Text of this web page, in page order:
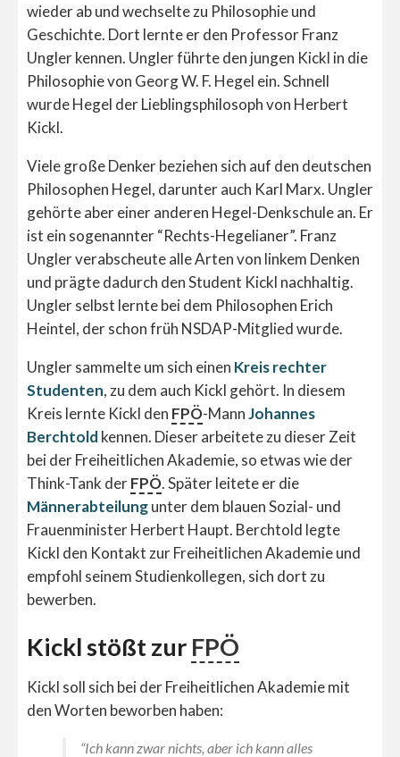
wieder ab und wechselte zu Philosophie und
Geschichte. Dort lernte er den Professor Franz
Ungler kennen. Ungler führte den jungen Kickl in die
Philosophie von Georg W. F. Hegel ein. Schnell
wurde Hegel der Lieblingsphilosoph von Herbert
Kickl.
Viele große Denker beziehen sich auf den deutschen
Philosophen Hegel, darunter auch Karl Marx. Ungler
gehörte aber einer anderen Hegel-Denkschule an. Er
ist ein sogenannter “Rechts-Hegelianer”. Franz
Ungler verabscheute alle Arten von linkem Denken
und prägte dadurch den Student Kickl nachhaltig.
Ungler selbst lernte bei dem Philosophen Erich
Heintel, der schon früh NSDAP-Mitglied wurde.
Ungler sammelte um sich einen Kreis rechter
Studenten, zu dem auch Kickl gehört. In diesem
Kreis lernte Kickl den FPÖ-MannJohannes
Berchtold kennen. Dieser arbeitete zu dieser Zeit
bei der Freiheitlichen Akademie, so etwas wie der
Think-Tank derFPÖ. Später leitete er die
Männerabteilungunter dem blauen Sozial- und
Frauenminister Herbert Haupt. Berchtold legte
Kickl den Kontakt zur Freiheitlichen Akademie und
empfohl seinem Studienkollegen, sich dort zu
bewerben.
Kickl stößt zur FPÖ
Kickl soll sich bei der Freiheitlichen Akademie mit
den Worten beworben haben:
“Ich kann zwar nichts, aber ich kann alles